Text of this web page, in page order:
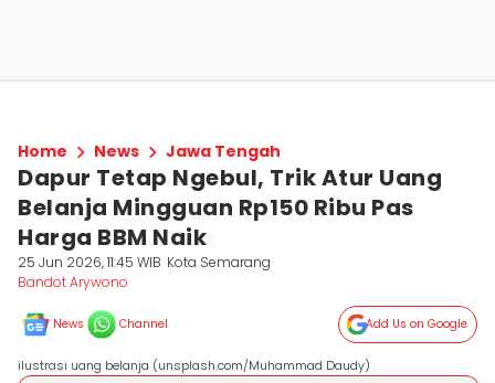
Home News Jawa Tengah
Dapur Tetap Ngebul, Trik Atur Uang
Belanja Mingguan Rp150 Ribu Pas
Harga BBM Naik
25 Jun 2026, 11:45 WIB Kota Semarang
Bandot Arywono
News Channel Add Us on Google
ilustrasi uang belanja (unsplash.com/Muhammad Daudy)